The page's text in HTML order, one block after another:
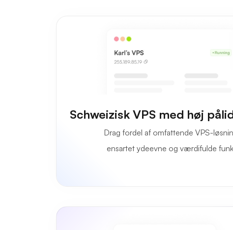
Schweizisk VPS med høj
Drag fordel af omfattende VPS-
ensartet ydeevne og værdifulde